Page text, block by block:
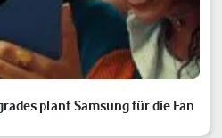
plant Samsung für die Fan